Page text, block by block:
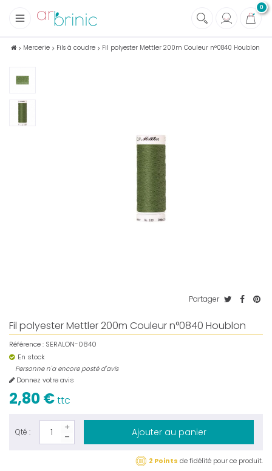
0
+
Tissus
Soins et Santé au naturel
Maison écologique
Lectures
Mercerie Fils à coudre Fil polyester Mettler 200m Couleur n°0840 Houblon
Partager
Fil polyester Mettler 200m Couleur n°0840 Houblon
Référence : SERALON-0840
En stock
Personne n'a encore posté d'avis
Donnez votre avis
2,80 €ttc
Qté : Ajouter au panier
2 Points de fidélité pour ce produit.